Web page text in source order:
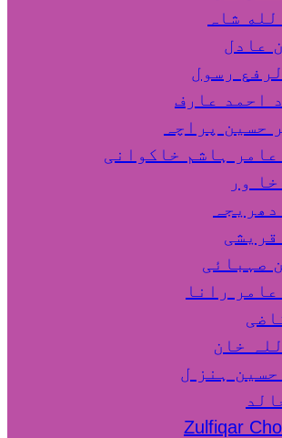
شاہ
عادل
رسول
احمد عارف
حسین پراچہ
عامر ہاشم خاکوانی
ور
قریشی
صہبائی
عامر رانا
خان
حسین ہنز ل
Zulfiqar